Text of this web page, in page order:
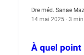
Dre méd. Sanae
14 mai 2025 · 3
À quel point